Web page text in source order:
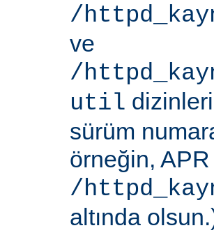
/
ve
/
util
sürüm
örneğin, APR
/
altında